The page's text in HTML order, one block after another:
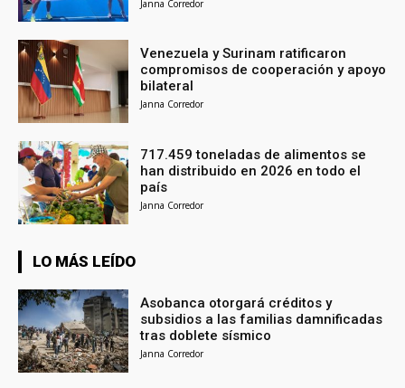
Janna Corredor
Venezuela y Surinam ratificaron
compromisos de cooperación y apoyo
bilateral
Janna Corredor
717.459 toneladas de alimentos se
han distribuido en 2026 en todo el
país
Janna Corredor
LO MÁS LEÍDO
Asobanca otorgará créditos y
subsidios a las familias damnificadas
tras doblete sísmico
Janna Corredor